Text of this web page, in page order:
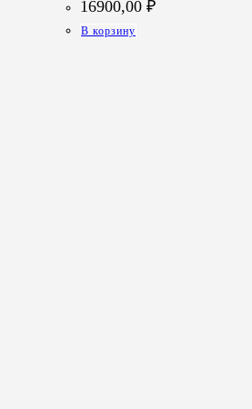
16900,00 ₽
В корзину